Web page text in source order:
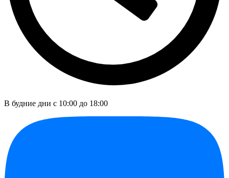
В будние дни c 10:00 до 18:00